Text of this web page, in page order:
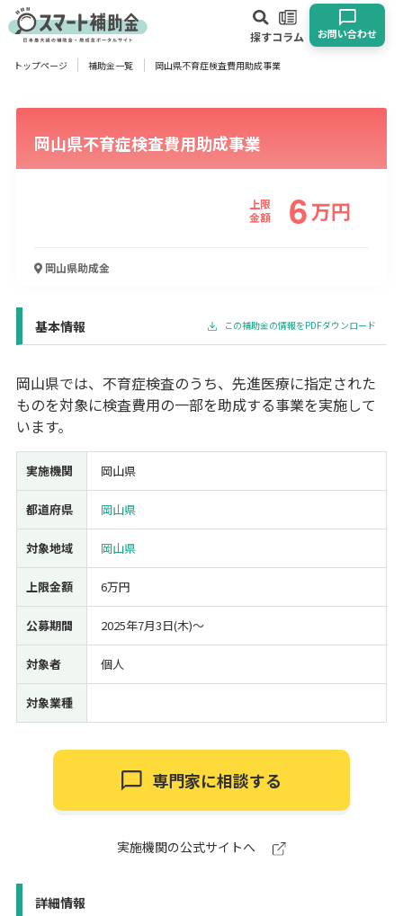
探すコラム お問い合わせ
対象
企業 団体 個人 その他
業種
宿泊･旅館業
その他
使い道
経営改善・経営強化
人材採用・雇用
人材育成・福利厚生
特許・知的財産
起業・創業
事業承継
環境・省エネ
テレワーク
受付中のみ
検索
トップページ 補助金一覧 岡山県不育症検査費用助成事業
岡山県不育症検査費用助成事業
上限
金額
6万円
岡山県助成金
基本情報 この補助金の情報をPDFダウンロード
岡山県では、不育症検査のうち、先進医療に指定された
ものを対象に検査費用の一部を助成する事業を実施して
います。
実施機関 岡山県
都道府県 岡山県
対象地域 岡山県
上限金額 6万円
公募期間 2025年7月3日(木)〜
対象者 個人
対象業種
専門家に相談する
実施機関の公式サイトへ
詳細情報